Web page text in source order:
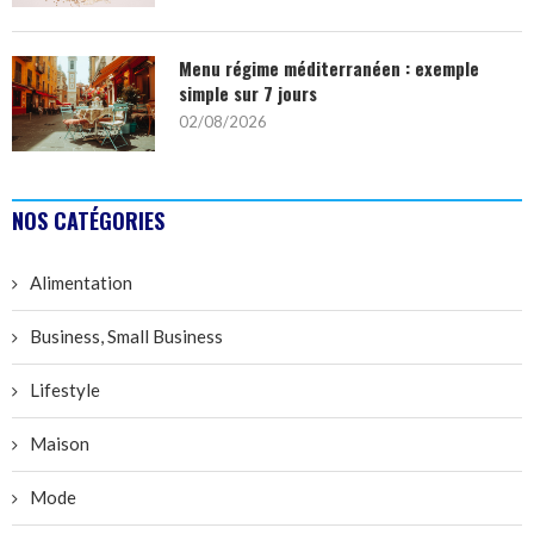
Menu régime méditerranéen : exemple
simple sur 7 jours
02/08/2026
NOS CATÉGORIES
Alimentation
Business, Small Business
Lifestyle
Maison
Mode